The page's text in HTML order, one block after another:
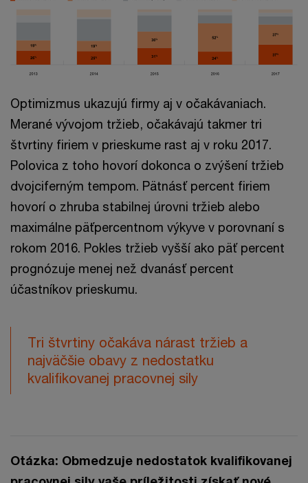
Optimizmus ukazujú firmy aj v očakávaniach.
Merané vývojom tržieb, očakávajú takmer tri
štvrtiny firiem v prieskume rast aj v roku 2017.
Polovica z toho hovorí dokonca o zvýšení tržieb
dvojciferným tempom. Pätnásť percent firiem
hovorí o zhruba stabilnej úrovni tržieb alebo
maximálne päťpercentnom výkyve v porovnaní s
rokom 2016. Pokles tržieb vyšší ako päť percent
prognózuje menej než dvanásť percent
účastníkov prieskumu.
Tri štvrtiny očakáva nárast tržieb a
najväčšie obavy z nedostatku
kvalifikovanej pracovnej sily
Otázka: Obmedzuje nedostatok kvalifikovanej